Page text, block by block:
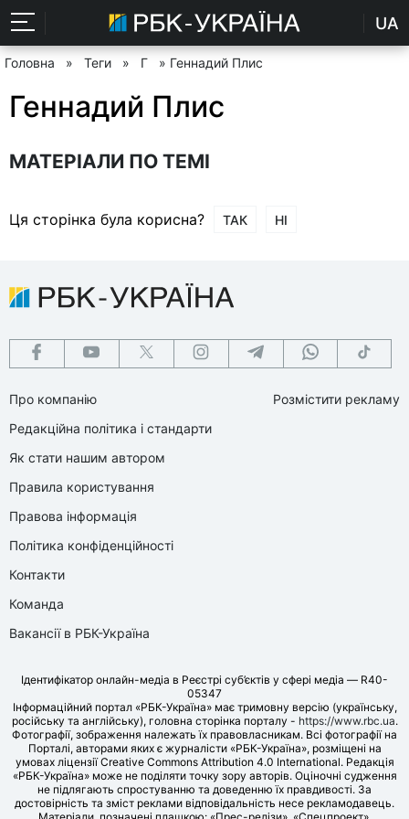
UA
Головна » Теги » Г » Геннадий Плис
Геннадий Плис
МАТЕРІАЛИ ПО ТЕМІ
Ця сторінка була корисна? ТАК НІ
Про компанію
Редакційна політика і стандарти
Як стати нашим автором
Правила користування
Правова інформація
Політика конфіденційності
Контакти
Команда
Вакансії в РБК-Україна
Розмістити рекламу
Ідентифікатор онлайн-медіа в Реєстрі суб’єктів у сфері медіа — R40-
05347
Інформаційний портал «РБК-Україна» має тримовну версію (українську,
російську та англійську), головна сторінка порталу - https://www.rbc.ua.
Фотографії, зображення належать їх правовласникам. Всі фотографії на
Порталі, авторами яких є журналісти «РБК-Україна», розміщені на
умовах ліцензії Creative Commons Attribution 4.0 International. Редакція
«РБК-Україна» може не поділяти точку зору авторів. Оціночні судження
не підлягають спростуванню та доведенню їх правдивості. За
достовірність та зміст реклами відповідальність несе рекламодавець.